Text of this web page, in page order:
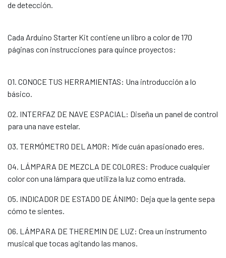
de detección.
Cada Arduino Starter Kit contiene un libro a color de 170
páginas con instrucciones para quince proyectos:
01. CONOCE TUS HERRAMIENTAS: Una introducción a lo
básico.
02. INTERFAZ DE NAVE ESPACIAL: Diseña un panel de control
para una nave estelar.
03. TERMÓMETRO DEL AMOR: Mide cuán apasionado eres.
04. LÁMPARA DE MEZCLA DE COLORES: Produce cualquier
color con una lámpara que utiliza la luz como entrada.
05. INDICADOR DE ESTADO DE ÁNIMO: Deja que la gente sepa
cómo te sientes.
06. LÁMPARA DE THEREMIN DE LUZ: Crea un instrumento
musical que tocas agitando las manos.